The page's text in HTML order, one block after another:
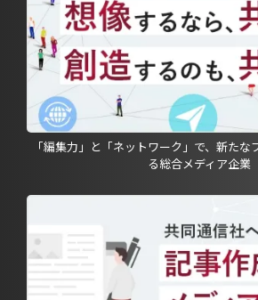
「編集力」と「ネットワーク」で、新た
る総合メディア企業